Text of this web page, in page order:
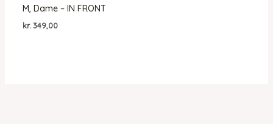
M, Dame – IN FRONT
kr.349,00